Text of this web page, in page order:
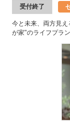
受付終了
今と未来、両方見
が家"のライフプラ